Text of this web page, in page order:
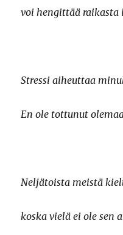
voi hengittää raikasta
Stressi aiheuttaa
En ole tottunut
Neljätoista meistä
koska vielä ei ole sen